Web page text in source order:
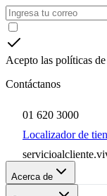
Acepto las políticas de
Contáctanos
01 620 3000
Localizador de
Acerca de